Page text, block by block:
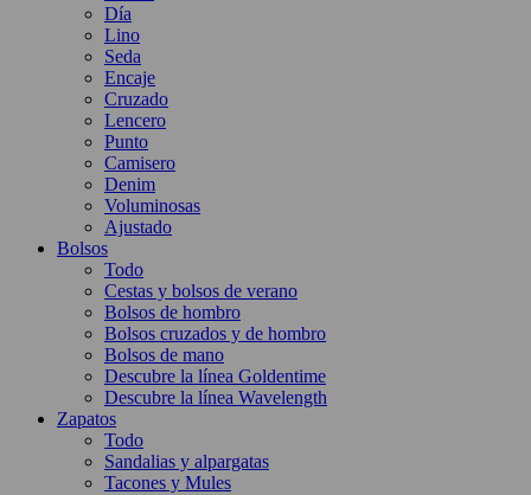
Día
Lino
Seda
Encaje
Cruzado
Lencero
Punto
Camisero
Denim
Voluminosas
Ajustado
Bolsos
Todo
Cestas y bolsos de verano
Bolsos de hombro
Bolsos cruzados y de hombro
Bolsos de mano
Descubre la línea Goldentime
Descubre la línea Wavelength
Zapatos
Todo
Sandalias y alpargatas
Tacones y Mules